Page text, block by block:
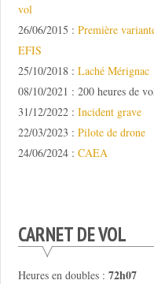
vol
26/06/2015 : Première
EFIS
25/10/2018 : Laché Mérignac
08/10/2021 : 200 heures de
31/12/2022 : Incident grave
22/03/2023 : Pilote de drone
24/06/2024 : CAEA
CARNET DE VOL
Heures en doubles : 72h07